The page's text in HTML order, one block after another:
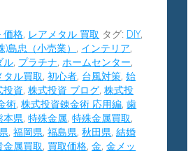
価格, レアメタル 買取 タグ: DIY,
島忠（小売業） , インテリア,
ル, プラチナ,ホームセンター,
タル買取,初心者, 台風対策,始
投資,株式投資 ブログ,株式投
術,株式投資錬金術 応用編,歯
本県,特殊金属,特殊金属買取,
,福岡県,福島県,秋田県,結婚
金属買取, 買取価格,金,金メッ